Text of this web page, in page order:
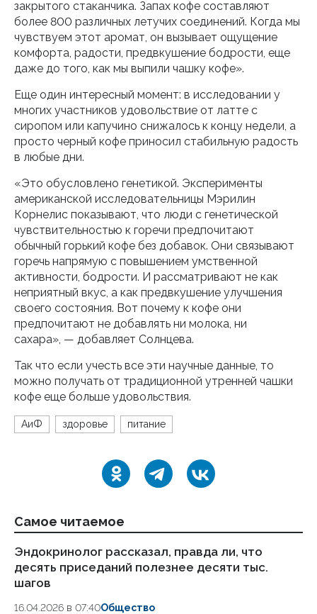
закрытого стаканчика. Запах кофе составляют
более 800 различных летучих соединений. Когда мы
чувствуем этот аромат, он вызывает ощущение
комфорта, радости, предвкушение бодрости, еще
даже до того, как мы выпили чашку кофе».
Еще один интересный момент: в исследовании у
многих участников удовольствие от латте с
сиропом или капучино снижалось к концу недели, а
просто черный кофе приносил стабильную радость
в любые дни.
«Это обусловлено генетикой. Эксперименты
американской исследовательницы Мэрилин
Корнелис показывают, что люди с генетической
чувствительностью к горечи предпочитают
обычный горький кофе без добавок. Они связывают
горечь напрямую с повышением умственной
активности, бодрости. И рассматривают не как
неприятный вкус, а как предвкушение улучшения
своего состояния. Вот почему к кофе они
предпочитают не добавлять ни молока, ни
сахара», — добавляет Солнцева.
Так что если учесть все эти научные данные, то
можно получать от традиционной утренней чашки
кофе еще больше удовольствия.
АиФ здоровье питание
Самое читаемое
Эндокринолог рассказал, правда ли, что
десять приседаний полезнее десяти тыс.
шагов
16.04.2026 в 07:40Общество